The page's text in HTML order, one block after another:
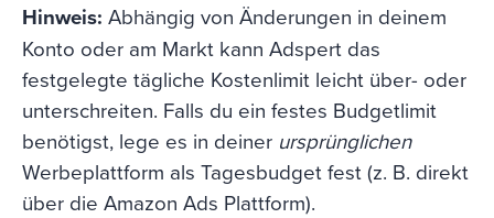
Hinweis: Abhängig von Änderungen in deinem
Konto oder am Markt kann Adspert das
festgelegte tägliche Kostenlimit leicht über- oder
unterschreiten. Falls du ein festes Budgetlimit
benötigst, lege es in deiner ursprünglichen
Werbeplattform als Tagesbudget fest (z. B. direkt
über die Amazon Ads Plattform).